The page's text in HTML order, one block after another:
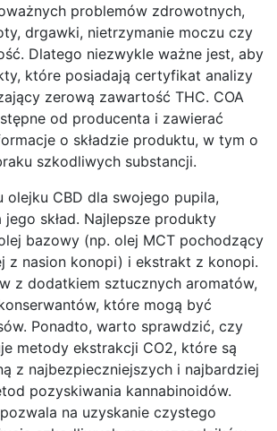
problemów zdrowotnych,
drgawki, nietrzymanie moczu czy
Dlatego niezwykle ważne jest, aby
które posiadają certyfikat analizy
zerową zawartość THC. COA
od producenta i zawierać
o składzie produktu, w tym o
szkodliwych substancji.
olejku CBD dla swojego pupila,
skład. Najlepsze produkty
bazowy (np. olej MCT pochodzący
z nasion konopi) i ekstrakt z konopi.
z dodatkiem sztucznych aromatów,
które mogą być
Ponadto, warto sprawdzić, czy
metody ekstrakcji CO2, które są
z najbezpieczniejszych i najbardziej
pozyskiwania kannabinoidów.
na uzyskanie czystego